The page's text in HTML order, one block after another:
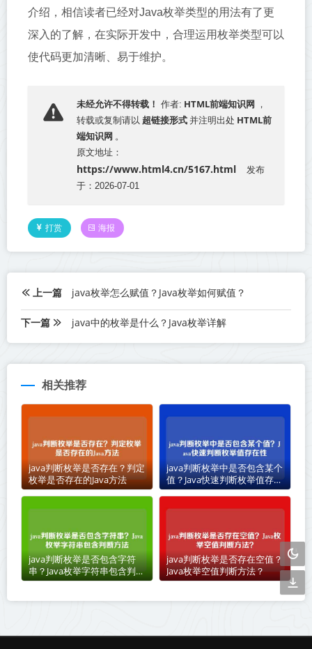
介绍，相信读者已经对Java枚举类型的用法有了更
深入的了解，在实际开发中，合理运用枚举类型可以
使代码更加清晰、易于维护。
未经允许不得转载！ 作者: HTML前端知识网 ，
转载或复制请以 超链接形式 并注明出处 HTML前
端知识网 。
原文地址：
https://www.html4.cn/5167.html
发布
于：2026-07-01
打赏 海报
上一篇 java枚举怎么赋值？Java枚举如何赋值？
下一篇 java中的枚举是什么？Java枚举详解
相关推荐
java判断枚举是否存在？判定
枚举是否存在的Java方法
java判断枚举中是否包含某个
值？Java快速判断枚举值存在
性
java判断枚举是否包含字符
串？Java枚举字符串包含判断
方法
java判断枚举是否存在空值？
Java枚举空值判断方法？